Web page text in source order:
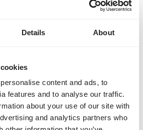
Details About
content and ads, to
features and to analyse our traffic.
about your use of our site with
and analytics partners who
JM
C 133 mg
(siarczan żelaza(II), jednowodny)
(siarczan miedzi(II), pięciowodny)